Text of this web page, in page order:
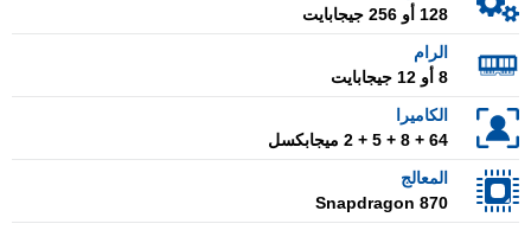
128 أو 256 جيجابايت
الرام
8 أو 12 جيجابايت
الكاميرا
64 + 8 + 5 + 2 ميجابكسل
المعالج
Snapdragon 870